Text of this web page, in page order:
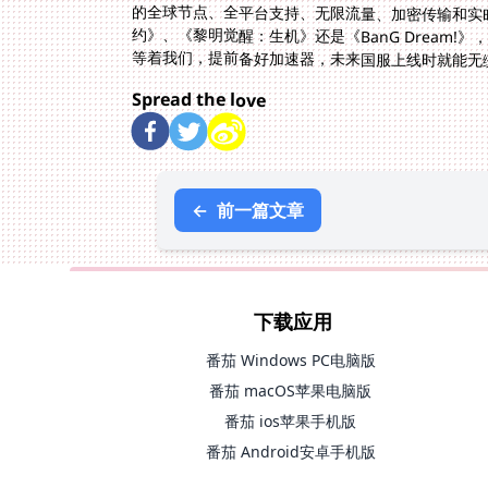
的全球节点、全平台支持、无限流量、加密传输和
约》、《黎明觉醒：生机》还是《BanG Dream!》
等着我们，提前备好加速器，未来国服上线时就能
Spread the love
← 前一篇文章
下载应用
番茄 Windows PC电脑版
番茄 macOS苹果电脑版
番茄 ios苹果手机版
番茄 Android安卓手机版